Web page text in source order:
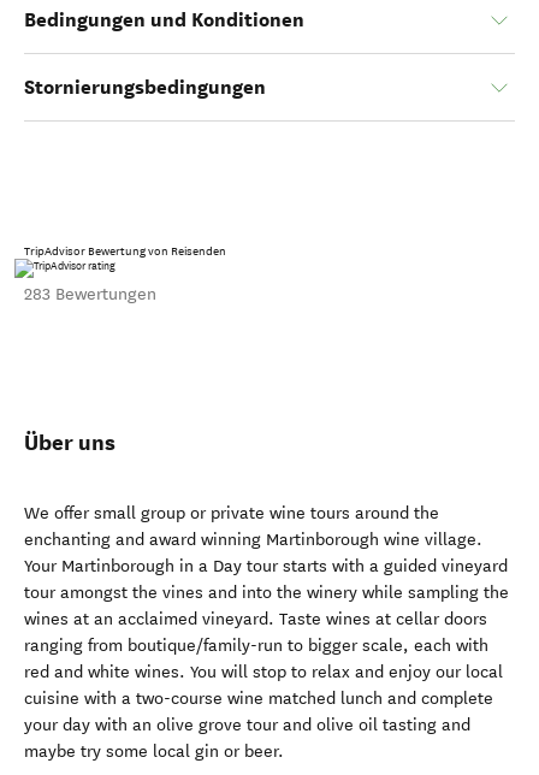
Bedingungen und Konditionen
Stornierungsbedingungen
TripAdvisor Bewertung von Reisenden
283 Bewertungen
Über uns
We offer small group or private wine tours around the
enchanting and award winning Martinborough wine village.
Your Martinborough in a Day tour starts with a guided vineyard
tour amongst the vines and into the winery while sampling the
wines at an acclaimed vineyard. Taste wines at cellar doors
ranging from boutique/family-run to bigger scale, each with
red and white wines. You will stop to relax and enjoy our local
cuisine with a two-course wine matched lunch and complete
your day with an olive grove tour and olive oil tasting and
maybe try some local gin or beer.